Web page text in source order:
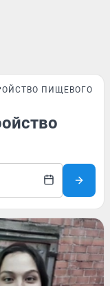
ПИЩЕВОГО